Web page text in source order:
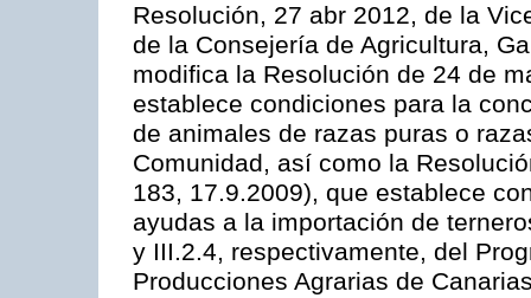
Resolución, 27 abr 2012, de la
de la Consejería de Agricultura,
modifica la Resolución de 24 de
establece condiciones para la
de animales de razas puras o
Comunidad, así como la
183, 17.9.2009), que establece
ayudas a la importación de
y III.2.4, respectivamente, del
Producciones Agrarias de